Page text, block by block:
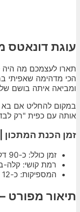
עוגת דונאטס
תארו לעצמכם מה היה
הכי מדהימה שאפיתי
ומביאה איתה בושם של
במקום להחליט אם בא
אותה עם כפית "רק
זמן הכנת
זמן כולל: כ-90 דקות (כולל קירור וזיגוג)
רמת קושי: קלה-
המספיקות: כ-12 מנות נדיבות, או 1 הייתה-עוגה שהתחסלה בשישי בערב
תיאור מפורט